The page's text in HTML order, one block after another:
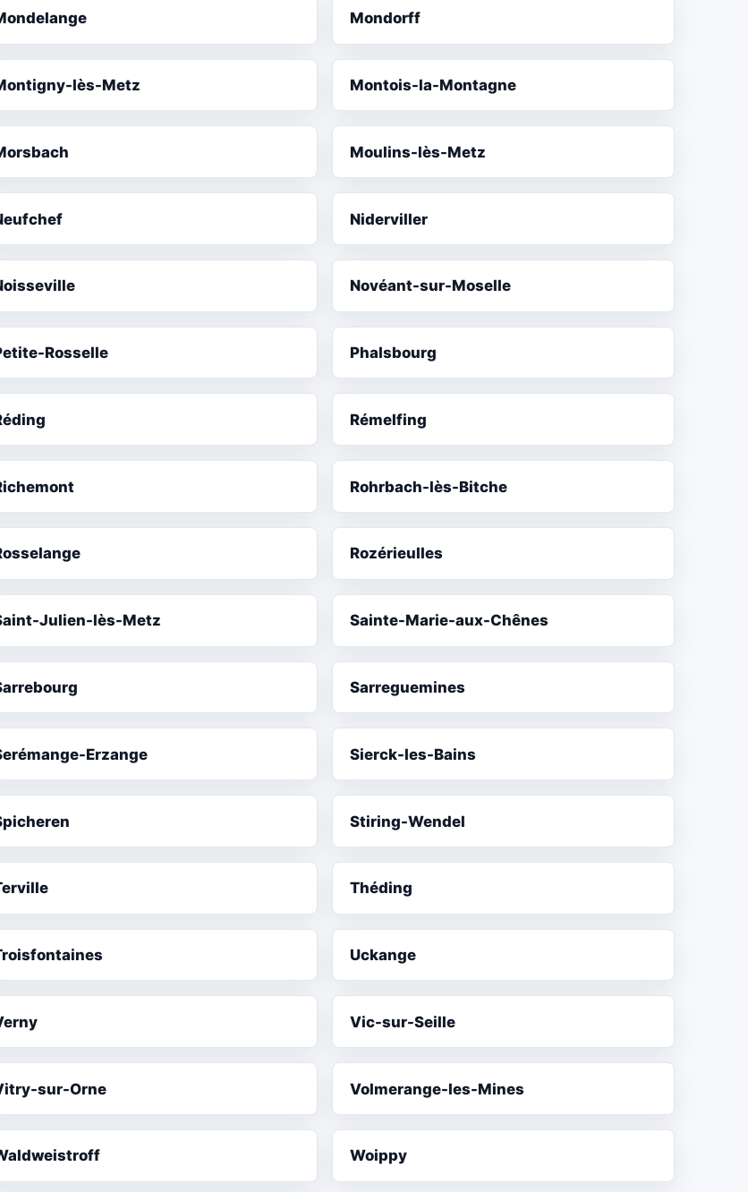
Mondorff
lès-Metz Montois-la-Montagne
Moulins-lès-Metz
Niderviller
Novéant-sur-Moselle
Rosselle Phalsbourg
Rémelfing
Rohrbach-lès-Bitche
Rozérieulles
Julien-lès-Metz Sainte-Marie-aux-Chênes
Sarreguemines
Erzange Sierck-les-Bains
Stiring-Wendel
Théding
Uckange
Vic-sur-Seille
sur-Orne Volmerange-les-Mines
Woippy